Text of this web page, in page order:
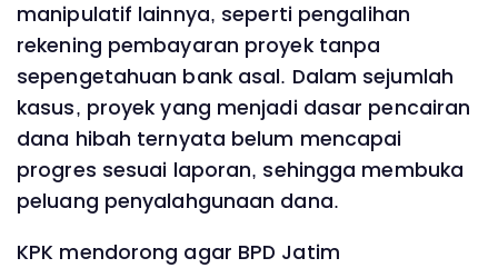
manipulatif lainnya, seperti pengalihan
rekening pembayaran proyek tanpa
sepengetahuan bank asal. Dalam sejumlah
kasus, proyek yang menjadi dasar pencairan
dana hibah ternyata belum mencapai
progres sesuai laporan, sehingga membuka
peluang penyalahgunaan dana.
KPK mendorong agar BPD Jatim